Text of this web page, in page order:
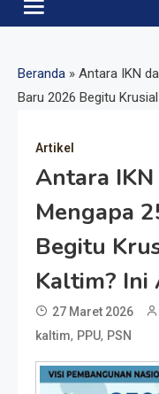
Beranda » Antara IKN
Baru 2026 Begitu
Artikel
Antara
Mengapa
Begitu
Kaltim? Ini
27 Maret 2026
kaltim, PPU, PSN